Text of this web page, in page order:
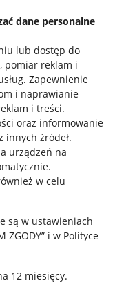
dane personalne
lub dostęp do
pomiar reklam i
. Zapewnienie
i naprawianie
i treści.
oraz informowanie
innych źródeł.
urządzeń na
.
w celu
są w ustawieniach
ZGODY” i w Polityce
12 miesięcy.